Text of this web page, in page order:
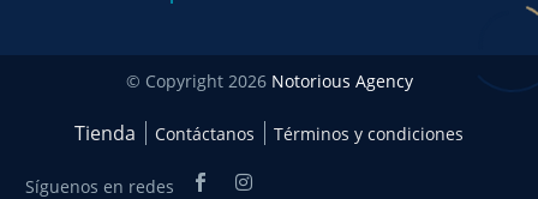
© Copyright 2026 Notorious Agency
Tienda Contáctanos Términos y condiciones
Síguenos en redes